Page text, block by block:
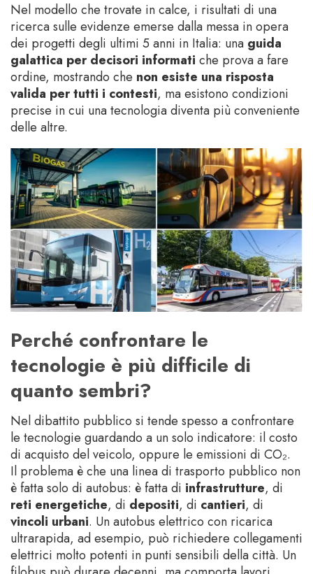
Nel modello che trovate in calce, i risultati di una
ricerca sulle evidenze emerse dalla messa in opera
dei progetti degli ultimi 5 anni in Italia: una guida
galattica per decisori informati che prova a fare
ordine, mostrando che non esiste una risposta
valida per tutti i contesti, ma esistono condizioni
precise in cui una tecnologia diventa più conveniente
delle altre.
Perché confrontare le
tecnologie è più difficile di
quanto sembri?
Nel dibattito pubblico si tende spesso a confrontare
le tecnologie guardando a un solo indicatore: il costo
di acquisto del veicolo, oppure le emissioni di CO₂.
Il problema è che una linea di trasporto pubblico non
è fatta solo di autobus: è fatta di infrastrutture, di
reti energetiche, di depositi, di cantieri, di
vincoli urbani. Un autobus elettrico con ricarica
ultrarapida, ad esempio, può richiedere collegamenti
elettrici molto potenti in punti sensibili della città. Un